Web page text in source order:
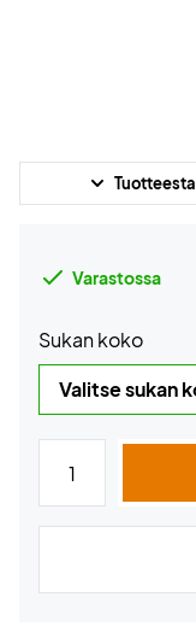
Tuotteesta
Varastossa
Sukan koko